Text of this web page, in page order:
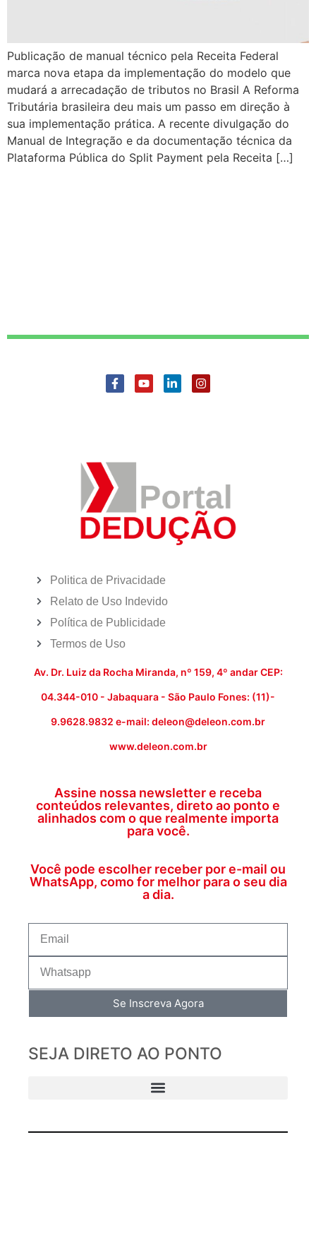
Publicação de manual técnico pela Receita Federal
marca nova etapa da implementação do modelo que
mudará a arrecadação de tributos no Brasil A Reforma
Tributária brasileira deu mais um passo em direção à
sua implementação prática. A recente divulgação do
Manual de Integração e da documentação técnica da
Plataforma Pública do Split Payment pela Receita […]
Politica de Privacidade
Relato de Uso Indevido
Política de Publicidade
Termos de Uso
Av. Dr. Luiz da Rocha Miranda, nº 159, 4º andar CEP:
04.344-010 - Jabaquara - São Paulo Fones: (11)-
9.9628.9832 e-mail: deleon@deleon.com.br
www.deleon.com.br
Assine nossa newsletter e receba
conteúdos relevantes, direto ao ponto e
alinhados com o que realmente importa
para você.
Você pode escolher receber por e-mail ou
WhatsApp, como for melhor para o seu dia
a dia.
Se Inscreva Agora
SEJA DIRETO AO PONTO